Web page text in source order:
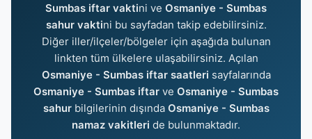
Sumbas iftar vaktini ve Osmaniye - Sumbas
sahur vaktini bu sayfadan takip edebilirsiniz.
Diğer iller/ilçeler/bölgeler için aşağıda bulunan
linkten tüm ülkelere ulaşabilirsiniz. Açılan
Osmaniye - Sumbas iftar saatleri sayfalarında
Osmaniye - Sumbas iftar ve Osmaniye - Sumbas
sahurbilgilerinin dışında Osmaniye - Sumbas
namaz vakitleri de bulunmaktadır.